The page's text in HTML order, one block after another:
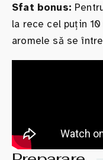
Sfat bonus:
la rece cel puțin
aromele să se